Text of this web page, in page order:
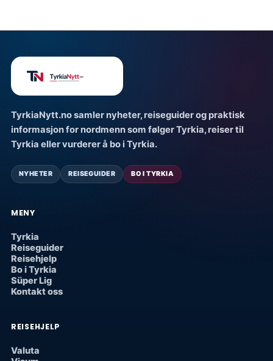
TyrkiaNytt.no samler nyheter, reiseguider og praktisk
informasjon for nordmenn som følger Tyrkia, reiser til
Tyrkia eller vurderer å bo i Tyrkia.
NYHETER REISEGUIDER BO I TYRKIA
MENY
Tyrkia
Reiseguider
Reisehjelp
Bo i Tyrkia
Süper Lig
Kontakt oss
REISEHJELP
Valuta